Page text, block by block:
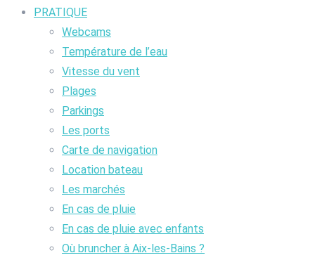
PRATIQUE
Webcams
Température de l’eau
Vitesse du vent
Plages
Parkings
Les ports
Carte de navigation
Location bateau
Les marchés
En cas de pluie
En cas de pluie avec enfants
Où bruncher à Aix-les-Bains ?